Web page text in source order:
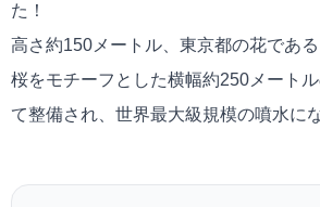
た！
高さ約150メートル、東京都の花であ
桜をモチーフとした横幅約250メート
て整備され、世界最大級規模の噴水に